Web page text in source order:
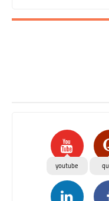
youtube